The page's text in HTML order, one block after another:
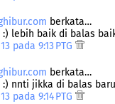
berkata…
:) lebih baik di balas
pada 9:13 PTG
berkata…
:) nnti jikka di balas
pada 9:14 PTG